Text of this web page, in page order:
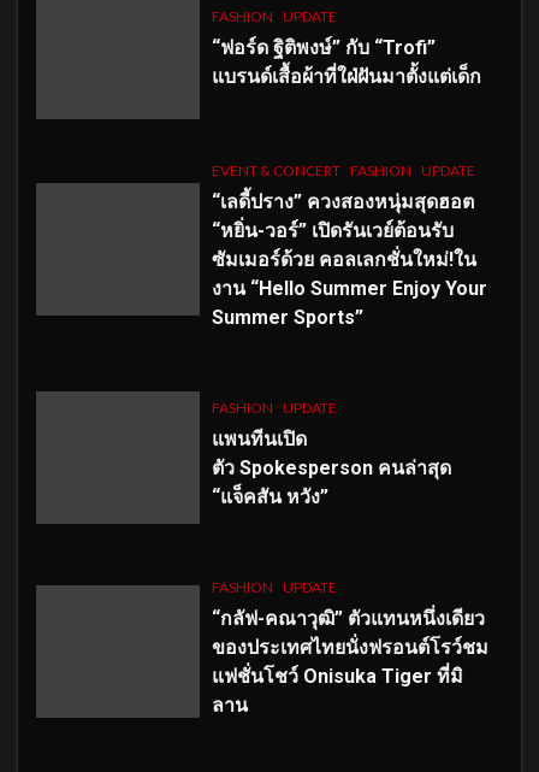
FASHION UPDATE
“ฟอร์ด ฐิติพงษ์” กับ “Trofi”
แบรนด์เสื้อผ้าที่ใฝ่ฝันมาตั้งแต่เด็ก
EVENT & CONCERT FASHION UPDATE
“เลดี้ปราง” ควงสองหนุ่มสุดฮอต
“หยิ่น-วอร์” เปิดรันเวย์ต้อนรับ
ซัมเมอร์ด้วย คอลเลกชั่นใหม่!ใน
งาน “Hello Summer Enjoy Your
Summer Sports”
FASHION UPDATE
แพนทีนเปิด
ตัว Spokesperson คนล่าสุด
“แจ็คสัน หวัง”
FASHION UPDATE
“กลัฟ-คณาวุฒิ” ตัวแทนหนึ่งเดียว
ของประเทศไทยนั่งฟรอนต์โรว์ชม
แฟชั่นโชว์ Onisuka Tiger ที่มิ
ลาน